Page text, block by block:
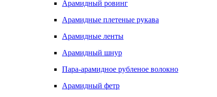
Арамидный ровинг
Арамидные плетеные рукава
Арамидные ленты
Арамидный шнур
Пара-арамидное рубленое волокно
Арамидный фетр